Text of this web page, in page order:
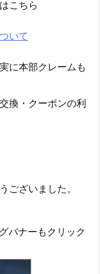
こちら
いて
に本部クレームも
換・クーポンの利
ございました。
バナーもクリック